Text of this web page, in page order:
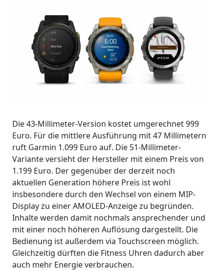
Die 43-Millimeter-Version kostet umgerechnet 999
Euro. Für die mittlere Ausführung mit 47 Millimetern
ruft Garmin 1.099 Euro auf. Die 51-Millimeter-
Variante versieht der Hersteller mit einem Preis von
1.199 Euro. Der gegenüber der derzeit noch
aktuellen Generation höhere Preis ist wohl
insbesondere durch den Wechsel von einem MIP-
Display zu einer AMOLED-Anzeige zu begründen.
Inhalte werden damit nochmals ansprechender und
mit einer noch höheren Auflösung dargestellt. Die
Bedienung ist außerdem via Touchscreen möglich.
Gleichzeitig dürften die Fitness Uhren dadurch aber
auch mehr Energie verbrauchen.